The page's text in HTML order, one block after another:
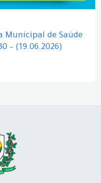
Municipal de Saúde
– (19.06.2026)